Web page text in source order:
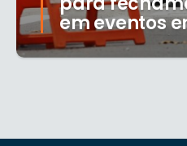
em eventos